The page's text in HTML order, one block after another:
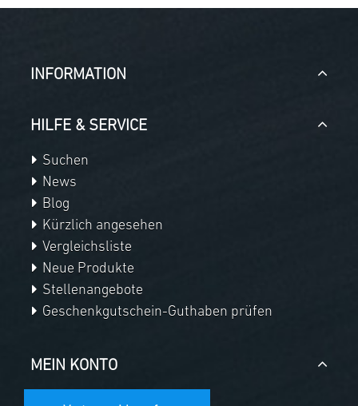
INFORMATION
HILFE & SERVICE
Suchen
News
Blog
Kürzlich angesehen
Vergleichsliste
Neue Produkte
Stellenangebote
Geschenkgutschein-Guthaben prüfen
MEIN KONTO